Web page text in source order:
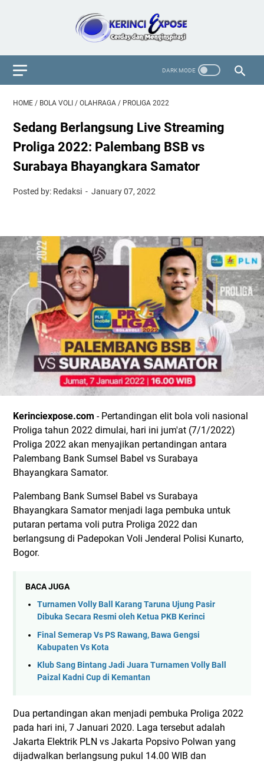
HOME / BOLA VOLI / OLAHRAGA / PROLIGA 2022
Sedang Berlangsung Live Streaming
Proliga 2022: Palembang BSB vs
Surabaya Bhayangkara Samator
Posted by: Redaksi January 07, 2022
Kerinciexpose.com - Pertandingan elit bola voli nasional
Proliga tahun 2022 dimulai, hari ini jum'at (7/1/2022)
Proliga 2022 akan menyajikan pertandingan antara
Palembang Bank Sumsel Babel vs Surabaya
Bhayangkara Samator.
Palembang Bank Sumsel Babel vs Surabaya
Bhayangkara Samator menjadi laga pembuka untuk
putaran pertama voli putra Proliga 2022 dan
berlangsung di Padepokan Voli Jenderal Polisi Kunarto,
Bogor.
BACA JUGA
Turnamen Volly Ball Karang Taruna Ujung Pasir
Dibuka Secara Resmi oleh Ketua PKB Kerinci
Final Semerap Vs PS Rawang, Bawa Gengsi
Kabupaten Vs Kota
Klub Sang Bintang Jadi Juara Turnamen Volly Ball
Paizal Kadni Cup di Kemantan
Dua pertandingan akan menjadi pembuka Proliga 2022
pada hari ini, 7 Januari 2020. Laga tersebut adalah
Jakarta Elektrik PLN vs Jakarta Popsivo Polwan yang
dijadwalkan berlangsung pukul 14.00 WIB dan